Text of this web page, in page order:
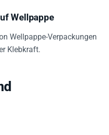
Wellpappe
Wellpappe-Verpackungen
Klebkraft.